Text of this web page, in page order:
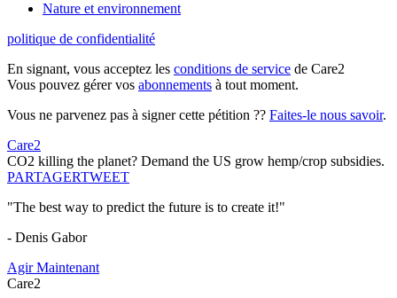
Nature et environnement
politique de confidentialité
En signant, vous acceptez les conditions de service de Care2
Vous pouvez gérer vos abonnements à tout moment.
Vous ne parvenez pas à signer cette pétition ?? Faites-le nous savoir.
Care2
CO2 killing the planet? Demand the US grow hemp/crop subsidies.
PARTAGERTWEET
"The best way to predict the future is to create it!"
- Denis Gabor
Agir Maintenant
Care2